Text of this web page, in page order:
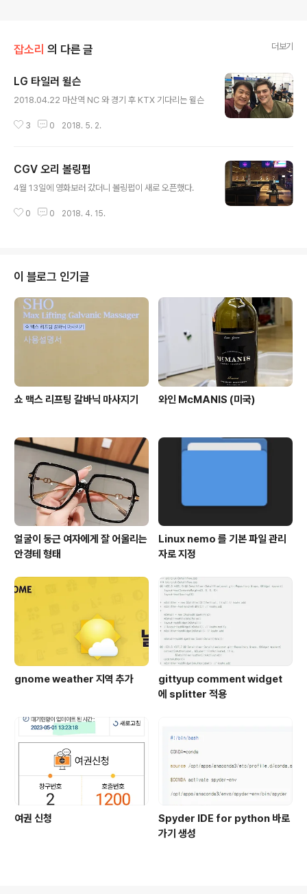
잡소리 의 다른 글 더보기
LG 타일러 윌슨
2018.04.22 마산역 NC 와 경기 후 KTX 기다리는 윌슨 ​​ ​
3 0 2018. 5. 2.
CGV 오리 볼링펍
4월 13일에 영화보러 갔더니 볼링펍이 새로 오픈했다.
0 0 2018. 4. 15.
이 블로그 인기글
쇼 맥스 리프팅 갈바닉 마사지기 와인 McMANIS (미국)
얼굴이 둥근 여자에게 잘 어울리는
안경테 형태
Linux nemo 를 기본 파일 관리
자로 지정
gnome weather 지역 추가
gittyup comment widget
에 splitter 적용
여권 신청
Spyder IDE for python 바로
가기 생성